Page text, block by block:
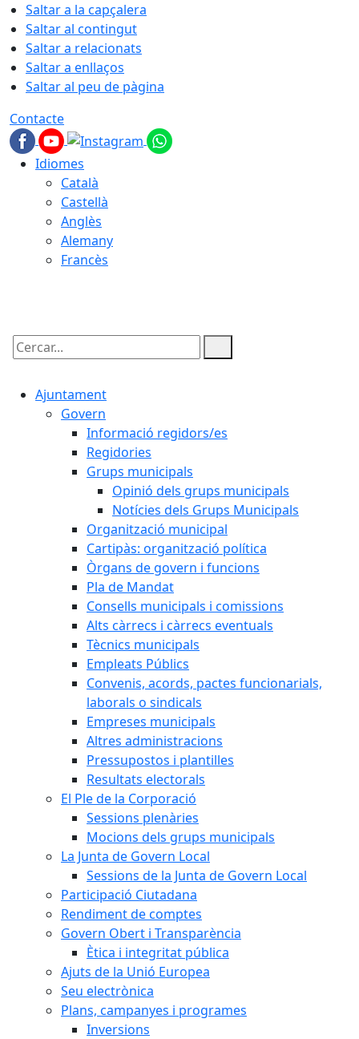
Saltar a la capçalera
Saltar al contingut
Saltar a relacionats
Saltar a enllaços
Saltar al peu de pàgina
Contacte
Idiomes
Català
Castellà
Anglès
Alemany
Francès
Cercar:
Ajuntament
Govern
Informació regidors/es
Regidories
Grups municipals
Opinió dels grups municipals
Notícies dels Grups Municipals
Organització municipal
Cartipàs: organització política
Òrgans de govern i funcions
Pla de Mandat
Consells municipals i comissions
Alts càrrecs i càrrecs eventuals
Tècnics municipals
Empleats Públics
Convenis, acords, pactes funcionarials,
laborals o sindicals
Empreses municipals
Altres administracions
Pressupostos i plantilles
Resultats electorals
El Ple de la Corporació
Sessions plenàries
Mocions dels grups municipals
La Junta de Govern Local
Sessions de la Junta de Govern Local
Participació Ciutadana
Rendiment de comptes
Govern Obert i Transparència
Ètica i integritat pública
Ajuts de la Unió Europea
Seu electrònica
Plans, campanyes i programes
Inversions